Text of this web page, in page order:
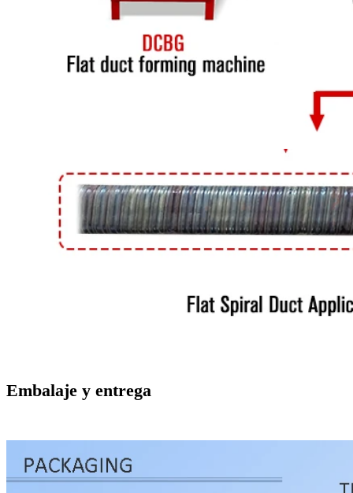
Embalaje y entrega